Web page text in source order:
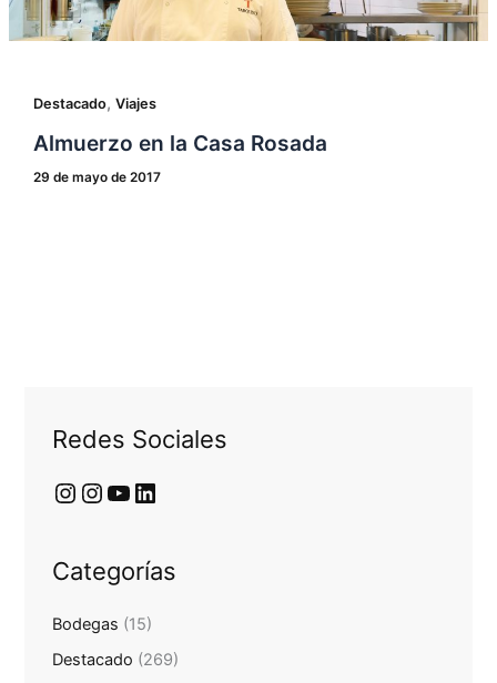
Destacado, Viajes
Almuerzo en la Casa Rosada
29 de mayo de 2017
Redes Sociales
Categorías
Bodegas (15)
Destacado (269)